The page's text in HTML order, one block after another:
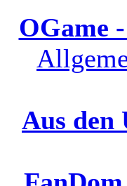
OGame
Aus den